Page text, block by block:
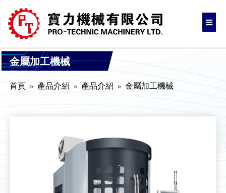
金屬加工機械
首頁 產品介紹 產品介紹 金屬加工機械